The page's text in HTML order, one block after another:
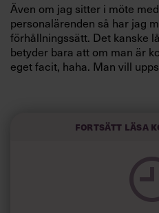
Även om jag sitter i möte
personalärenden så har jag
förhållningssätt. Det kanske
betyder bara att om man är
eget facit, haha. Man vill
»Dramaten är en extremt
bestämmer. Jag har varit
komiskt. Jag har förstått
bara en är skyldig, alla
väldigt halvkväden kultur,
Fortsätt läsa